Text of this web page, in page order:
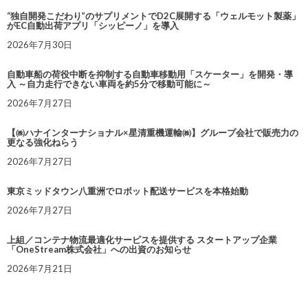
“独自開発こだわり”のサプリメントでD2C展開する「ウェルモット製薬」
がEC自動出荷アプリ「シッピーノ」を導入
2026年7月30日
自動車船の荷役中断を抑制する自動車移動用「スケーター」を開発・導
入 ～自力走行できない車両を約5分で移動可能に～
2026年7月27日
【㈱ハナインターナショナル×星清重機運輸㈱】グループ会社で販売力の
更なる強化ねらう
2026年7月27日
東京ミッドタウン八重洲でロボット配送サービスを本格始動
2026年7月27日
上組／コンテナ物流最適化サービスを提供する スタートアップ企業
「OneStream株式会社」への出資のお知らせ
2026年7月21日